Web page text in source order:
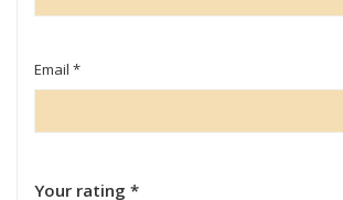
Email *
Your rating *